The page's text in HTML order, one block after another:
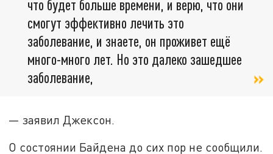
что будет больше времени, и верю, что они
смогут эффективно лечить это
заболевание, и знаете, он проживет ещё
много-много лет. Но это далеко зашедшее
заболевание,
— заявил Джексон.
О состоянии Байдена до сих пор не сообщили.